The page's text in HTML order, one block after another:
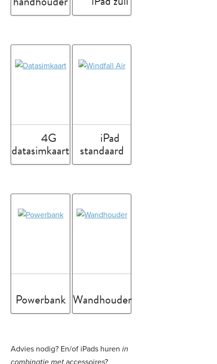
4G
datasimkaart
iPad
standaard
Powerbank Wandhouder
Advies nodig? En/of iPads hurenin
combinatie met accessoires?